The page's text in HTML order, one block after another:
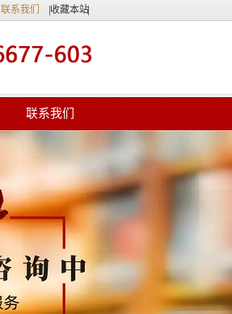
联系我们 收藏本站
联系我们